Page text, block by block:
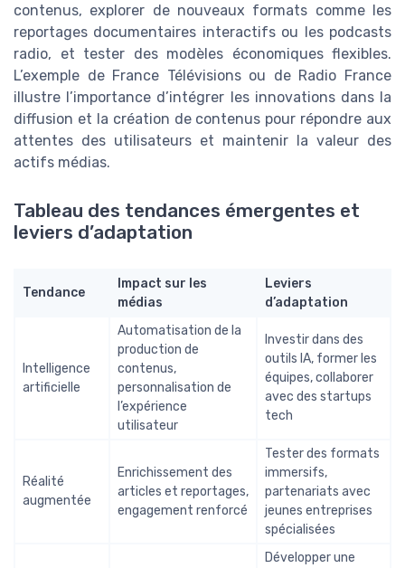
contenus, explorer de nouveaux formats comme les
reportages documentaires interactifs ou les podcasts
radio, et tester des modèles économiques flexibles.
L’exemple de France Télévisions ou de Radio France
illustre l’importance d’intégrer les innovations dans la
diffusion et la création de contenus pour répondre aux
attentes des utilisateurs et maintenir la valeur des
actifs médias.
Tableau des tendances émergentes et
leviers d’adaptation
Tendance
Impact sur les
médias
Leviers
d’adaptation
Intelligence
artificielle
Automatisation de la
production de
contenus,
personnalisation de
l’expérience
utilisateur
Investir dans des
outils IA, former les
équipes, collaborer
avec des startups
tech
Réalité
augmentée
Enrichissement des
articles et reportages,
engagement renforcé
Tester des formats
immersifs,
partenariats avec
jeunes entreprises
spécialisées
Développer une